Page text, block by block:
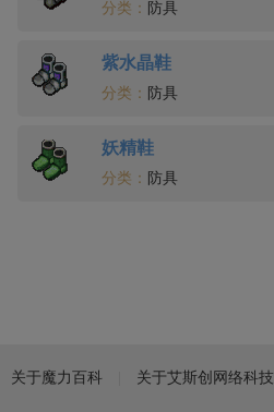
分类： 防具
紫水晶鞋
分类： 防具
妖精鞋
分类： 防具
关于魔力百科 关于艾斯创网络科技